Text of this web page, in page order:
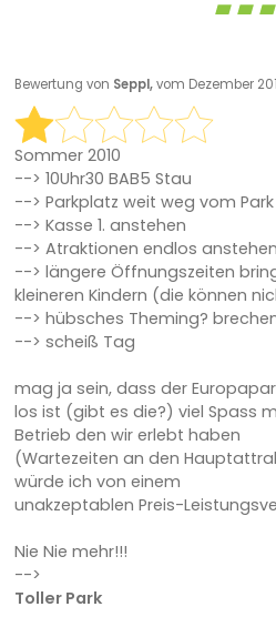
Bewertung von Seppl,vom Dezember
Sommer 2010
--> 10Uhr30 BAB5 Stau
--> Parkplatz weit weg vom Park
--> Kasse 1. anstehen
--> Atraktionen endlos anstehen
--> längere Öffnungszeiten
kleineren Kindern (die können
--> hübsches Theming?
--> scheiß Tag
mag ja sein, dass der
los ist (gibt es die?) viel Spass
Betrieb den wir erlebt haben
(Wartezeiten an den
würde ich von einem
unakzeptablen Preis-
Nie Nie mehr!!!
-->
Toller Park